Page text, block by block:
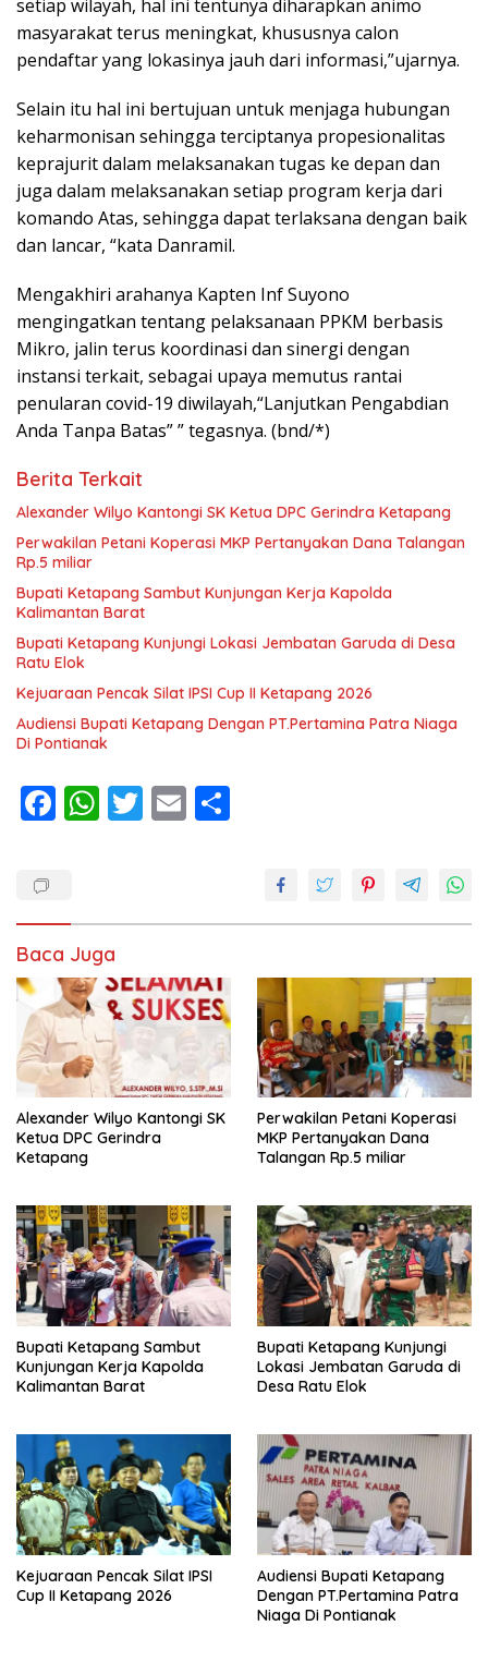
setiap wilayah, hal ini tentunya diharapkan animo
masyarakat terus meningkat, khususnya calon
pendaftar yang lokasinya jauh dari informasi,”ujarnya.
Selain itu hal ini bertujuan untuk menjaga hubungan
keharmonisan sehingga terciptanya propesionalitas
keprajurit dalam melaksanakan tugas ke depan dan
juga dalam melaksanakan setiap program kerja dari
komando Atas, sehingga dapat terlaksana dengan baik
dan lancar, “kata Danramil.
Mengakhiri arahanya Kapten Inf Suyono
mengingatkan tentang pelaksanaan PPKM berbasis
Mikro, jalin terus koordinasi dan sinergi dengan
instansi terkait, sebagai upaya memutus rantai
penularan covid-19 diwilayah,“Lanjutkan Pengabdian
Anda Tanpa Batas” ” tegasnya. (bnd/*)
Berita Terkait
Alexander Wilyo Kantongi SK Ketua DPC Gerindra Ketapang
Perwakilan Petani Koperasi MKP Pertanyakan Dana Talangan
Rp.5 miliar
Bupati Ketapang Sambut Kunjungan Kerja Kapolda
Kalimantan Barat
Bupati Ketapang Kunjungi Lokasi Jembatan Garuda di Desa
Ratu Elok
Kejuaraan Pencak Silat IPSI Cup II Ketapang 2026
Audiensi Bupati Ketapang Dengan PT.Pertamina Patra Niaga
Di Pontianak
F
ac
o
o
k
W
h
A
p
p
T
w
E
m
Baca Juga
Alexander Wilyo Kantongi SK
Ketua DPC Gerindra
Ketapang
Perwakilan Petani Koperasi
MKP Pertanyakan Dana
Talangan Rp.5 miliar
Bupati Ketapang Sambut
Kunjungan Kerja Kapolda
Kalimantan Barat
Bupati Ketapang Kunjungi
Lokasi Jembatan Garuda di
Desa Ratu Elok
Kejuaraan Pencak Silat IPSI
Cup II Ketapang 2026
Audiensi Bupati Ketapang
Dengan PT.Pertamina Patra
Niaga Di Pontianak